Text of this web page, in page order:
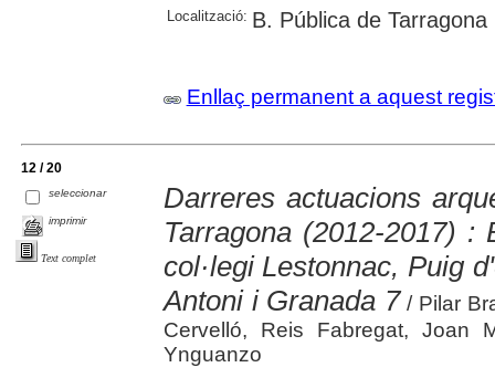
Localització: B. Pública de Tarragona
Enllaç permanent a aquest
12 / 20
seleccionar
imprimir
Text complet
Darreres actuacions
Tarragona (2012-2017)
col·legi Lestonnac, Puig
Antoni i Granada 7 / Pilar
Cervelló, Reis Fabregat, Joan
Ynguanzo